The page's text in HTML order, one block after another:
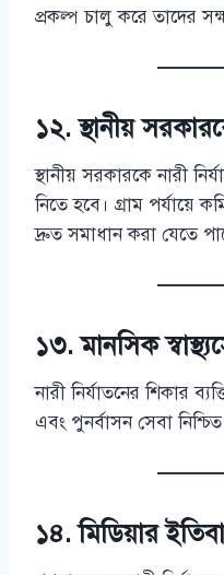
প্রকল্প চালু করে তাদের
১২. স্থানীয়
স্থানীয় সরকারকে নারী
নিতে হবে। গ্রাম পর্যায়ে
দ্রুত সমাধান করা যেতে
১৩. মানসিক
নারী নির্যাতনের শিকার
এবং পুনর্বাসন সেবা
১৪. মিডিয়ার